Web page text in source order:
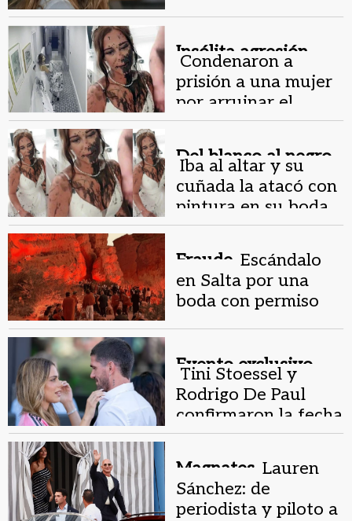
Insólita agresión.
Condenaron a
prisión a una mujer
por arruinar el
vestido y la boda de
Del blanco al negro.
Iba al altar y su
cuñada la atacó con
pintura en su boda
Fraude. Escándalo
en Salta por una
boda con permiso
Evento exclusivo.
Tini Stoessel y
Rodrigo De Paul
confirmaron la fecha
y el lugar de su boda
Magnates. Lauren
Sánchez: de
periodista y piloto a